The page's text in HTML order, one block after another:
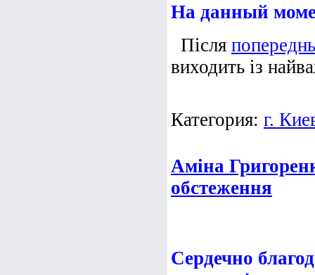
На данный
Після
виходить із
Категория: г.
Аміна
обстеження
Сердечно